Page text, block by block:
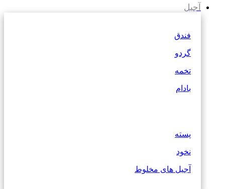
آجیل
فندق
گردو
تخمه
بادام
پسته
نخود
آجیل های مخلوط